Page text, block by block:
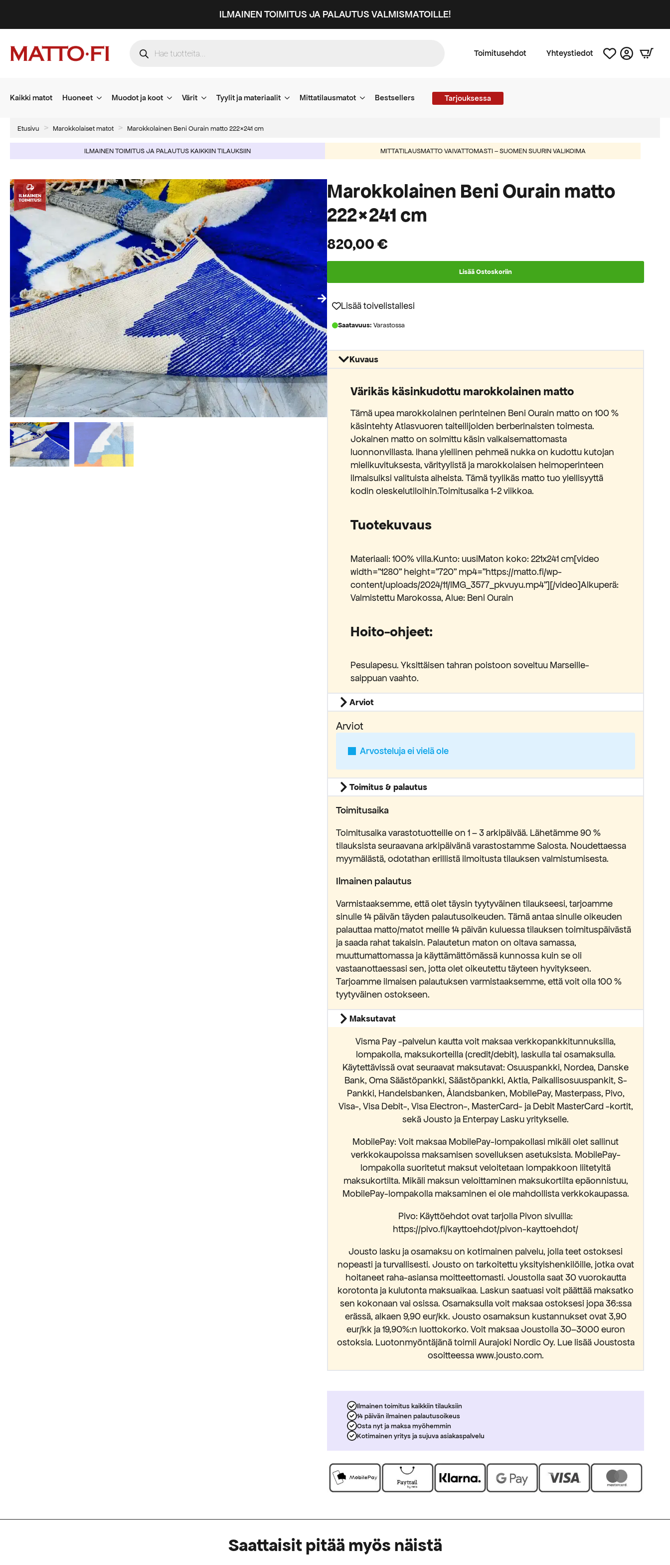
ILMAINEN TOIMITUS JA PALAUTUS VALMISMATOILLE!
search
Toimitusehdot Yhteystiedot
Kaikki matot Huoneet Muodot ja koot Värit Tyylit ja materiaalit Mittatilausmatot Bestsellers Tarjouksessa
Etusivu Marokkolaiset matot Marokkolainen Beni Ourain matto 222×241 cm
ILMAINEN TOIMITUS JA PALAUTUS KAIKKIIN TILAUKSIIN MITTATILAUSMATTO VAIVATTOMASTI – SUOMEN SUURIN VALIKOIMA
Marokkolainen Beni Ourain matto
222×241 cm
820,00€
Lisää Ostoskoriin
Lisää toivelistallesi
Saatavuus: Varastossa
Kuvaus
Värikäs käsinkudottu marokkolainen matto
Tämä upea marokkolainen perinteinen Beni Ourain matto on 100 %
käsintehty Atlasvuoren taiteilijoiden berberinaisten toimesta.
Jokainen matto on solmittu käsin valkaisemattomasta
luonnonvillasta. Ihana ylellinen pehmeä nukka on kudottu kutojan
mielikuvituksesta, värityylistä ja marokkolaisen heimoperinteen
ilmaisuiksi valituista aiheista. Tämä tyylikäs matto tuo ylellisyyttä
kodin oleskelutiloihin.Toimitusaika 1-2 viikkoa.
Tuotekuvaus
Materiaali: 100% villa.Kunto: uusiMaton koko: 221x241 cm[video
width="1280" height="720" mp4="https://matto.fi/wp-
content/uploads/2024/11/IMG_3577_pkvuyu.mp4"][/video]Alkuperä:
Valmistettu Marokossa, Alue: Beni Ourain
Hoito-ohjeet:
Pesulapesu. Yksittäisen tahran poistoon soveltuu Marseille-
saippuan vaahto.
Arviot
Arviot
Arvosteluja ei vielä ole
Toimitus & palautus
Toimitusaika
Toimitusaika varastotuotteille on 1 – 3 arkipäivää. Lähetämme 90 %
tilauksista seuraavana arkipäivänä varastostamme Salosta. Noudettaessa
myymälästä, odotathan erillistä ilmoitusta tilauksen valmistumisesta.
Ilmainen palautus
Varmistaaksemme, että olet täysin tyytyväinen tilaukseesi, tarjoamme
sinulle 14 päivän täyden palautusoikeuden. Tämä antaa sinulle oikeuden
palauttaa matto/matot meille 14 päivän kuluessa tilauksen toimituspäivästä
ja saada rahat takaisin. Palautetun maton on oltava samassa,
muuttumattomassa ja käyttämättömässä kunnossa kuin se oli
vastaanottaessasi sen, jotta olet oikeutettu täyteen hyvitykseen.
Tarjoamme ilmaisen palautuksen varmistaaksemme, että voit olla 100 %
tyytyväinen ostokseen.
Maksutavat
Visma Pay -palvelun kautta voit maksaa verkkopankkitunnuksilla,
lompakolla, maksukorteilla (credit/debit), laskulla tai osamaksulla.
Käytettävissä ovat seuraavat maksutavat: Osuuspankki, Nordea, Danske
Bank, Oma Säästöpankki, Säästöpankki, Aktia, Paikallisosuuspankit, S-
Pankki, Handelsbanken, Ålandsbanken, MobilePay, Masterpass, Pivo,
Visa-, Visa Debit-, Visa Electron-, MasterCard- ja Debit MasterCard -kortit,
sekä Jousto ja Enterpay Lasku yritykselle.
MobilePay: Voit maksaa MobilePay-lompakollasi mikäli olet sallinut
verkkokaupoissa maksamisen sovelluksen asetuksista. MobilePay-
lompakolla suoritetut maksut veloitetaan lompakkoon liitetyltä
maksukortilta. Mikäli maksun veloittaminen maksukortilta epäonnistuu,
MobilePay-lompakolla maksaminen ei ole mahdollista verkkokaupassa.
Pivo: Käyttöehdot ovat tarjolla Pivon sivuilla:
https://pivo.fi/kayttoehdot/pivon-kayttoehdot/
Jousto lasku ja osamaksu on kotimainen palvelu, jolla teet ostoksesi
nopeasti ja turvallisesti. Jousto on tarkoitettu yksityishenkilöille, jotka ovat
hoitaneet raha-asiansa moitteettomasti. Joustolla saat 30 vuorokautta
korotonta ja kulutonta maksuaikaa. Laskun saatuasi voit päättää maksatko
sen kokonaan vai osissa. Osamaksulla voit maksaa ostoksesi jopa 36:ssa
erässä, alkaen 9,90 eur/kk. Jousto osamaksun kustannukset ovat 3,90
eur/kk ja 19,90%:n luottokorko. Voit maksaa Joustolla 30–3000 euron
ostoksia. Luotonmyöntäjänä toimii Aurajoki Nordic Oy. Lue lisää Joustosta
osoitteessa www.jousto.com.
Ilmainen toimitus kaikkiin tilauksiin
14 päivän ilmainen palautusoikeus
Osta nyt ja maksa myöhemmin
Kotimainen yritys ja sujuva asiakaspalvelu
Saattaisit pitää myös näistä